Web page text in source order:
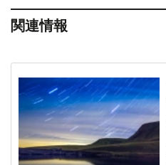
関連情報